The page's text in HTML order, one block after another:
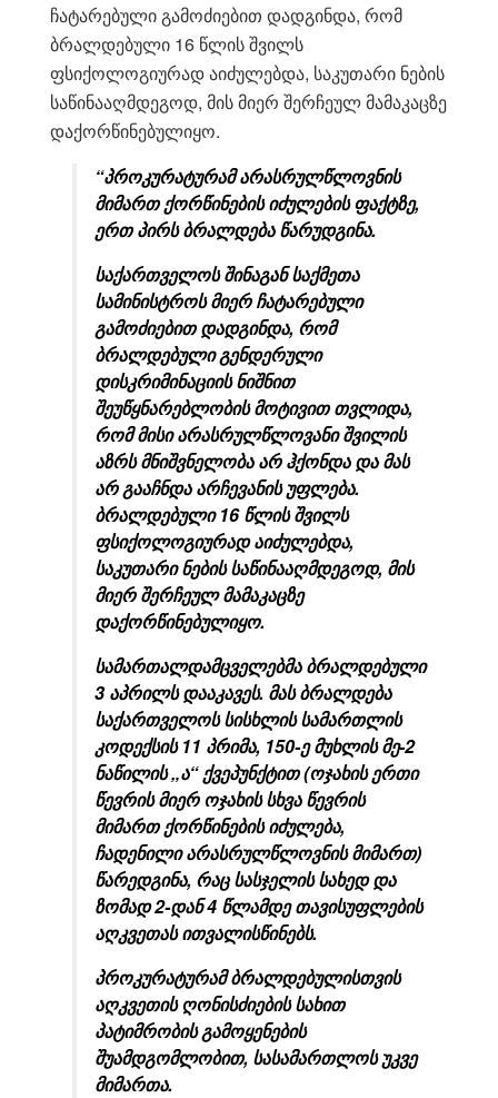
ჩატარებული გამოძიებით დადგინდა, რომ
ბრალდებული 16 წლის შვილს
ფსიქოლოგიურად აიძულებდა, საკუთარი ნების
საწინააღმდეგოდ, მის მიერ შერჩეულ მამაკაცზე
დაქორწინებულიყო.
“პროკურატურამ არასრულწლოვნის
მიმართ ქორწინების იძულების ფაქტზე,
ერთ პირს ბრალდება წარუდგინა.
საქართველოს შინაგან საქმეთა
სამინისტროს მიერ ჩატარებული
გამოძიებით დადგინდა, რომ
ბრალდებული გენდერული
დისკრიმინაციის ნიშნით
შეუწყნარებლობის მოტივით თვლიდა,
რომ მისი არასრულწლოვანი შვილის
აზრს მნიშვნელობა არ ჰქონდა და მას
არ გააჩნდა არჩევანის უფლება.
ბრალდებული 16 წლის შვილს
ფსიქოლოგიურად აიძულებდა,
საკუთარი ნების საწინააღმდეგოდ, მის
მიერ შერჩეულ მამაკაცზე
დაქორწინებულიყო.
სამართალდამცველებმა ბრალდებული
3 აპრილს დააკავეს. მას ბრალდება
საქართველოს სისხლის სამართლის
კოდექსის 11 პრიმა, 150-ე მუხლის მე-2
ნაწილის „ა“ ქვეპუნქტით (ოჯახის ერთი
წევრის მიერ ოჯახის სხვა წევრის
მიმართ ქორწინების იძულება,
ჩადენილი არასრულწლოვნის მიმართ)
წარედგინა, რაც სასჯელის სახედ და
ზომად 2-დან 4 წლამდე თავისუფლების
აღკვეთას ითვალისწინებს.
პროკურატურამ ბრალდებულისთვის
აღკვეთის ღონისძიების სახით
პატიმრობის გამოყენების
შუამდგომლობით, სასამართლოს უკვე
მიმართა.